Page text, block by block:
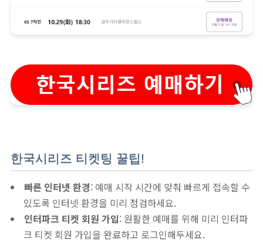
한국시리즈 티켓팅 꿀팁!
빠른 인터넷 환경: 예매 시작 시간에 맞춰 빠르게 접속할 수
있도록 인터넷 환경을 미리 점검하세요.
인터파크 티켓 회원 가입: 원활한 예매를 위해 미리 인터파
크 티켓 회원 가입을 완료하고 로그인해두세요.